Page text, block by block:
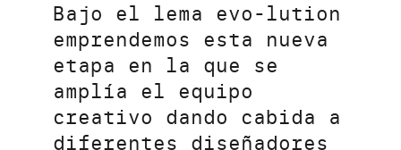
Bajo el lema evo-lution
emprendemos esta nueva
etapa en la que se
amplía el equipo
creativo dando cabida a
diferentes diseñadores